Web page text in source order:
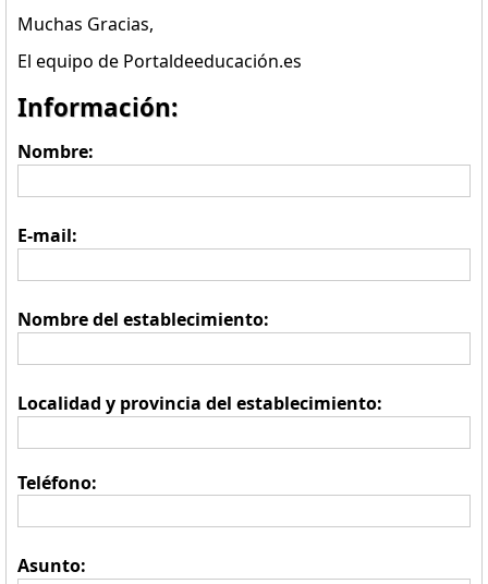
Muchas Gracias,
El equipo de Portaldeeducación.es
Información:
Nombre:
E-mail:
Nombre del establecimiento:
Localidad y provincia del establecimiento:
Teléfono:
Asunto: